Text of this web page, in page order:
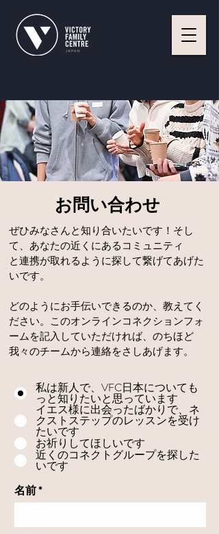
お問い合わせ
ぜひみなさんと知り合いたいです！そし
て、あなたの近くにあるコミュニティ
と連携が取れるように探して繋げてあげた
いです。
どのようにお手伝いできるのか、教えてく
ださい。このオンラインコネクションフォ
ームを記入していただければ、のちほど
我々のチームから連絡をさしあげます。
私は新人で、VFC日本についても
っと知りたいと思っています
イエス様に出会ったばかりで、ネ
クストステップのレッスンを受け
たいです
お祈りしてほしいです
近くのコネクトグループを探した
いです
名前